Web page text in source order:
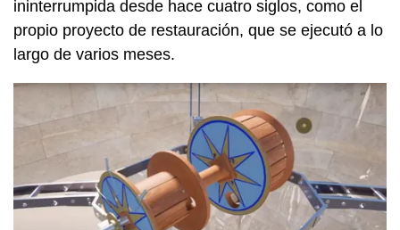
ininterrumpida desde hace cuatro siglos, como el
propio proyecto de restauración, que se ejecutó a lo
largo de varios meses.